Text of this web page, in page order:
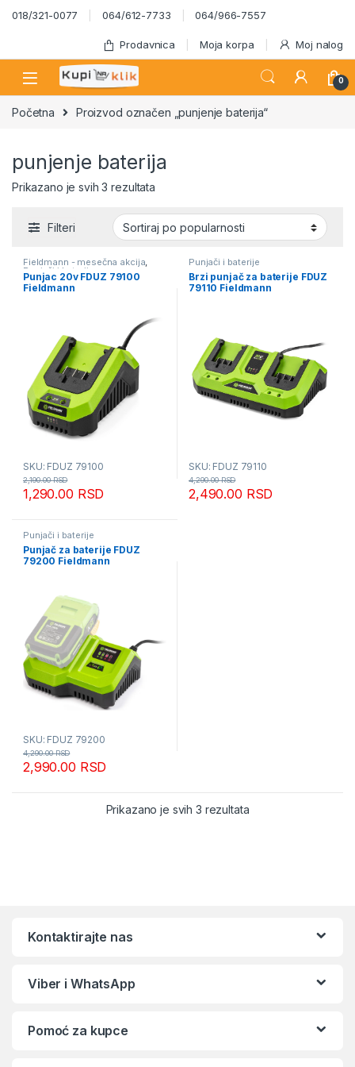
Skip to navigation
Skip to content
018/321-0077 064/612-7733 064/966-7557
Prodavnica Moja korpa Moj nalog
0
Početna Proizvod označen „punjenje baterija“
punjenje baterija
Prikazano je svih 3 rezultataSortirano po popularnosti
Filteri
Fieldmann - mesečna akcija,
Punjači i baterije
Punjac 20v FDUZ 79100
Fieldmann
SKU: FDUZ 79100
1,290.00 RSD
2,190.00RSD
Punjači i baterije
Brzi punjač za baterije FDUZ
79110 Fieldmann
SKU: FDUZ 79110
2,490.00 RSD
4,290.00RSD
Punjači i baterije
Punjač za baterije FDUZ
79200 Fieldmann
SKU: FDUZ 79200
2,990.00 RSD
4,290.00RSD
Prikazano je svih 3 rezultataSortirano po
Kontaktirajte nas
Viber i WhatsApp
Pomoć za kupce